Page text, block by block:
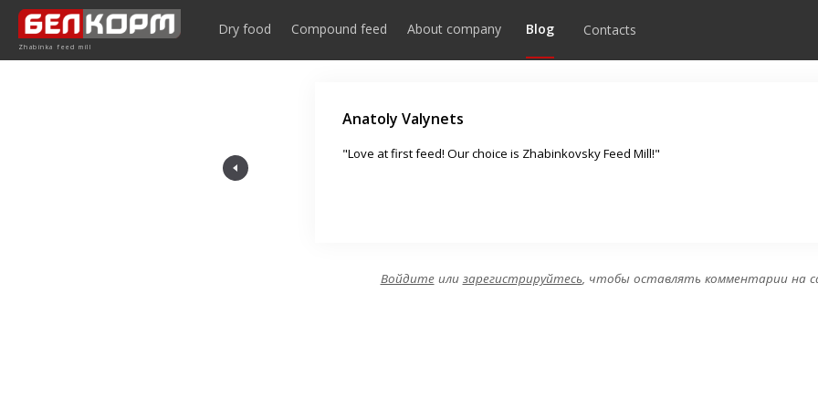
Zhabinka feed mill
Dry food Compound feed About company Blog Contacts
Element is not found
Comments
Anatoly Valynets
"Love at first feed! Our choice is Zhabinkovsky Feed Mill!"
Войдитеили зарегистрируйтесь, чтобы оставлять комментарии на